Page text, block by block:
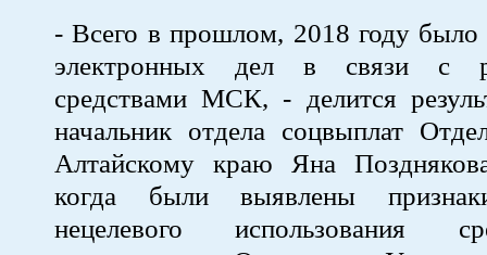
- Всего в прошлом, 2018 году было
электронных дел в связи с
средствами МСК, - делится
начальник отдела соцвыплат
Алтайскому краю Яна
когда были выявлены
нецелевого использования